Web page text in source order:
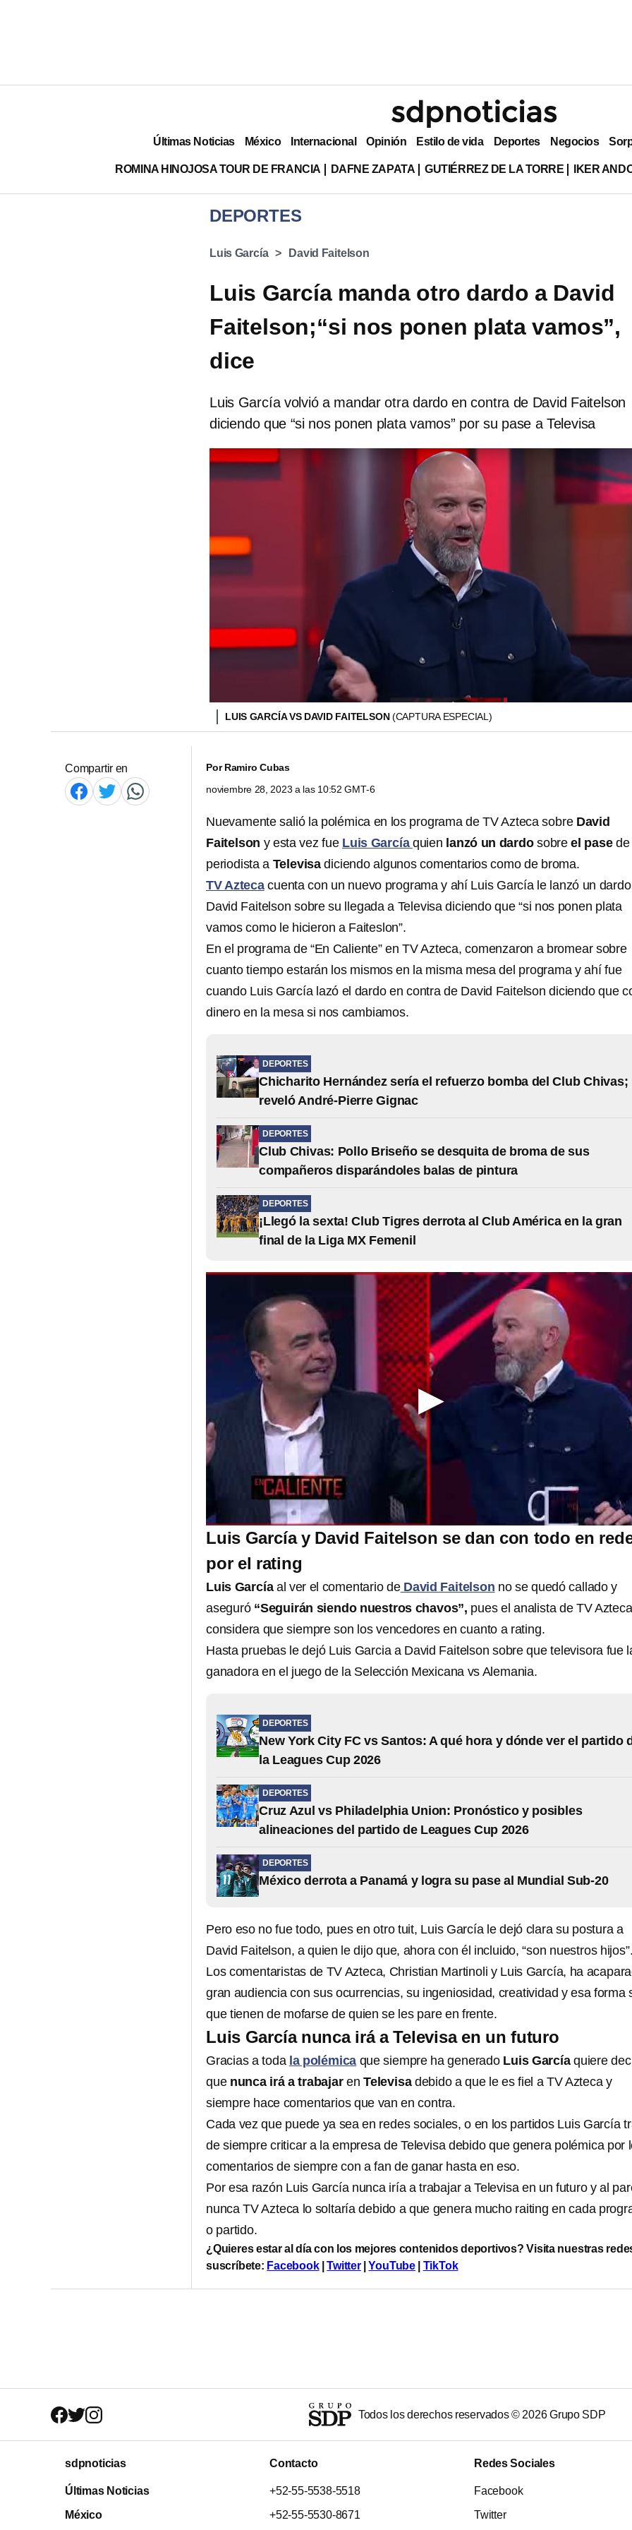
Últimas Noticias México Internacional Opinión Estilo de vida Deportes Negocios
ROMINA HINOJOSA TOUR DE FRANCIA DAFNE ZAPATA GUTIÉRREZ DE LA TORRE IKER
DEPORTES
Luis García David Faitelson
Luis García manda otro dardo a David
Faitelson;“si nos ponen plata vamos”,
dice
Luis García volvió a mandar otra dardo en contra de David Faitelson
diciendo que “si nos ponen plata vamos” por su pase a Televisa
LUIS GARCÍA VS DAVID FAITELSON(CAPTURA ESPECIAL)
Compartir en PorRamiro Cubas
noviembre 28, 2023 a las 10:52 GMT-6
Nuevamente salió la polémica en los programa de TV Azteca sobre David
Faitelson y esta vez fue Luis García quien lanzó un dardosobreel pasede
periodista a Televisa diciendo algunos comentarios como de broma.
TV Aztecacuenta con un nuevo programa y ahí Luis García le lanzó un
David Faitelson sobre su llegada a Televisa diciendo que “si nos ponen plata
vamos como le hicieron a Faiteslon”.
En el programa de “En Caliente” en TV Azteca, comenzaron a bromear sobre
cuanto tiempo estarán los mismos en la misma mesa del programa y ahí fue
cuando Luis García lazó el dardo en contra de David Faitelson diciendo que
dinero en la mesa si nos cambiamos.
DEPORTES
Chicharito Hernández sería el refuerzo bomba del Club Chivas;
reveló André-Pierre Gignac
DEPORTES
Club Chivas: Pollo Briseño se desquita de broma de sus
compañeros disparándoles balas de pintura
DEPORTES
¡Llegó la sexta! Club Tigres derrota al Club América en la gran
final de la Liga MX Femenil
Luis García y David Faitelson se dan con todo en
por el rating
Luis Garcíaal ver el comentario deDavid Faitelson no se quedó callado y
aseguró “Seguirán siendo nuestros chavos”, pues el analista de TV Azteca
considera que siempre son los vencedores en cuanto a rating.
Hasta pruebas le dejó Luis Garcia a David Faitelson sobre que televisora fue
ganadora en el juego de la Selección Mexicana vs Alemania.
DEPORTES
New York City FC vs Santos: A qué hora y dónde ver el partido
la Leagues Cup 2026
DEPORTES
Cruz Azul vs Philadelphia Union: Pronóstico y posibles
alineaciones del partido de Leagues Cup 2026
DEPORTES
México derrota a Panamá y logra su pase al Mundial Sub-20
Pero eso no fue todo, pues en otro tuit, Luis García le dejó clara su postura a
David Faitelson, a quien le dijo que, ahora con él incluido, “son nuestros
Los comentaristas de TV Azteca, Christian Martinoli y Luis García, ha
gran audiencia con sus ocurrencias, su ingeniosidad, creatividad y esa forma
que tienen de mofarse de quien se les pare en frente.
Luis García nunca irá a Televisa en un futuro
Gracias a toda la polémica que siempre ha generadoLuis Garcíaquiere
que nunca irá a trabajarenTelevisadebido a que le es fiel a TV Azteca y
siempre hace comentarios que van en contra.
Cada vez que puede ya sea en redes sociales, o en los partidos Luis García
de siempre criticar a la empresa de Televisa debido que genera polémica por
comentarios de siempre con a fan de ganar hasta en eso.
Por esa razón Luis García nunca iría a trabajar a Televisa en un futuro y al
nunca TV Azteca lo soltaría debido a que genera mucho raiting en cada
o partido.
¿Quieres estar al día con los mejores contenidos deportivos? Visita nuestras
suscríbete: Facebook|Twitter|YouTube TikTok
Todos los derechos reservados © 2026Grupo SDP
sdpnoticias
Últimas Noticias
México
Contacto
+52-55-5538-5518
+52-55-5530-8671
Redes Sociales
Facebook
Twitter